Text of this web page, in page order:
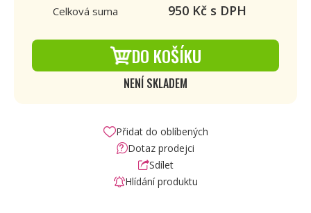
Celková suma 950 Kč s DPH
DO KOŠÍKU
NENÍ SKLADEM
Přidat do oblíbených
Dotaz prodejci
Sdílet
Hlídání produktu